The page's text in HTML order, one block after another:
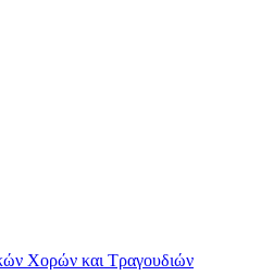
Χορών και Τραγουδιών